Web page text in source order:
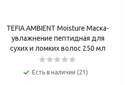
TEFIA AMBIENT Moisture Маска-
увлажнение пептидная для
сухих и ломких волос 250 мл
Есть в наличии (21)